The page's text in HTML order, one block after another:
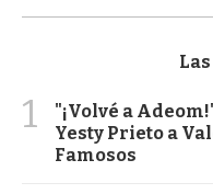
1
"¡Volvé a
Yesty Prieto a
Famosos